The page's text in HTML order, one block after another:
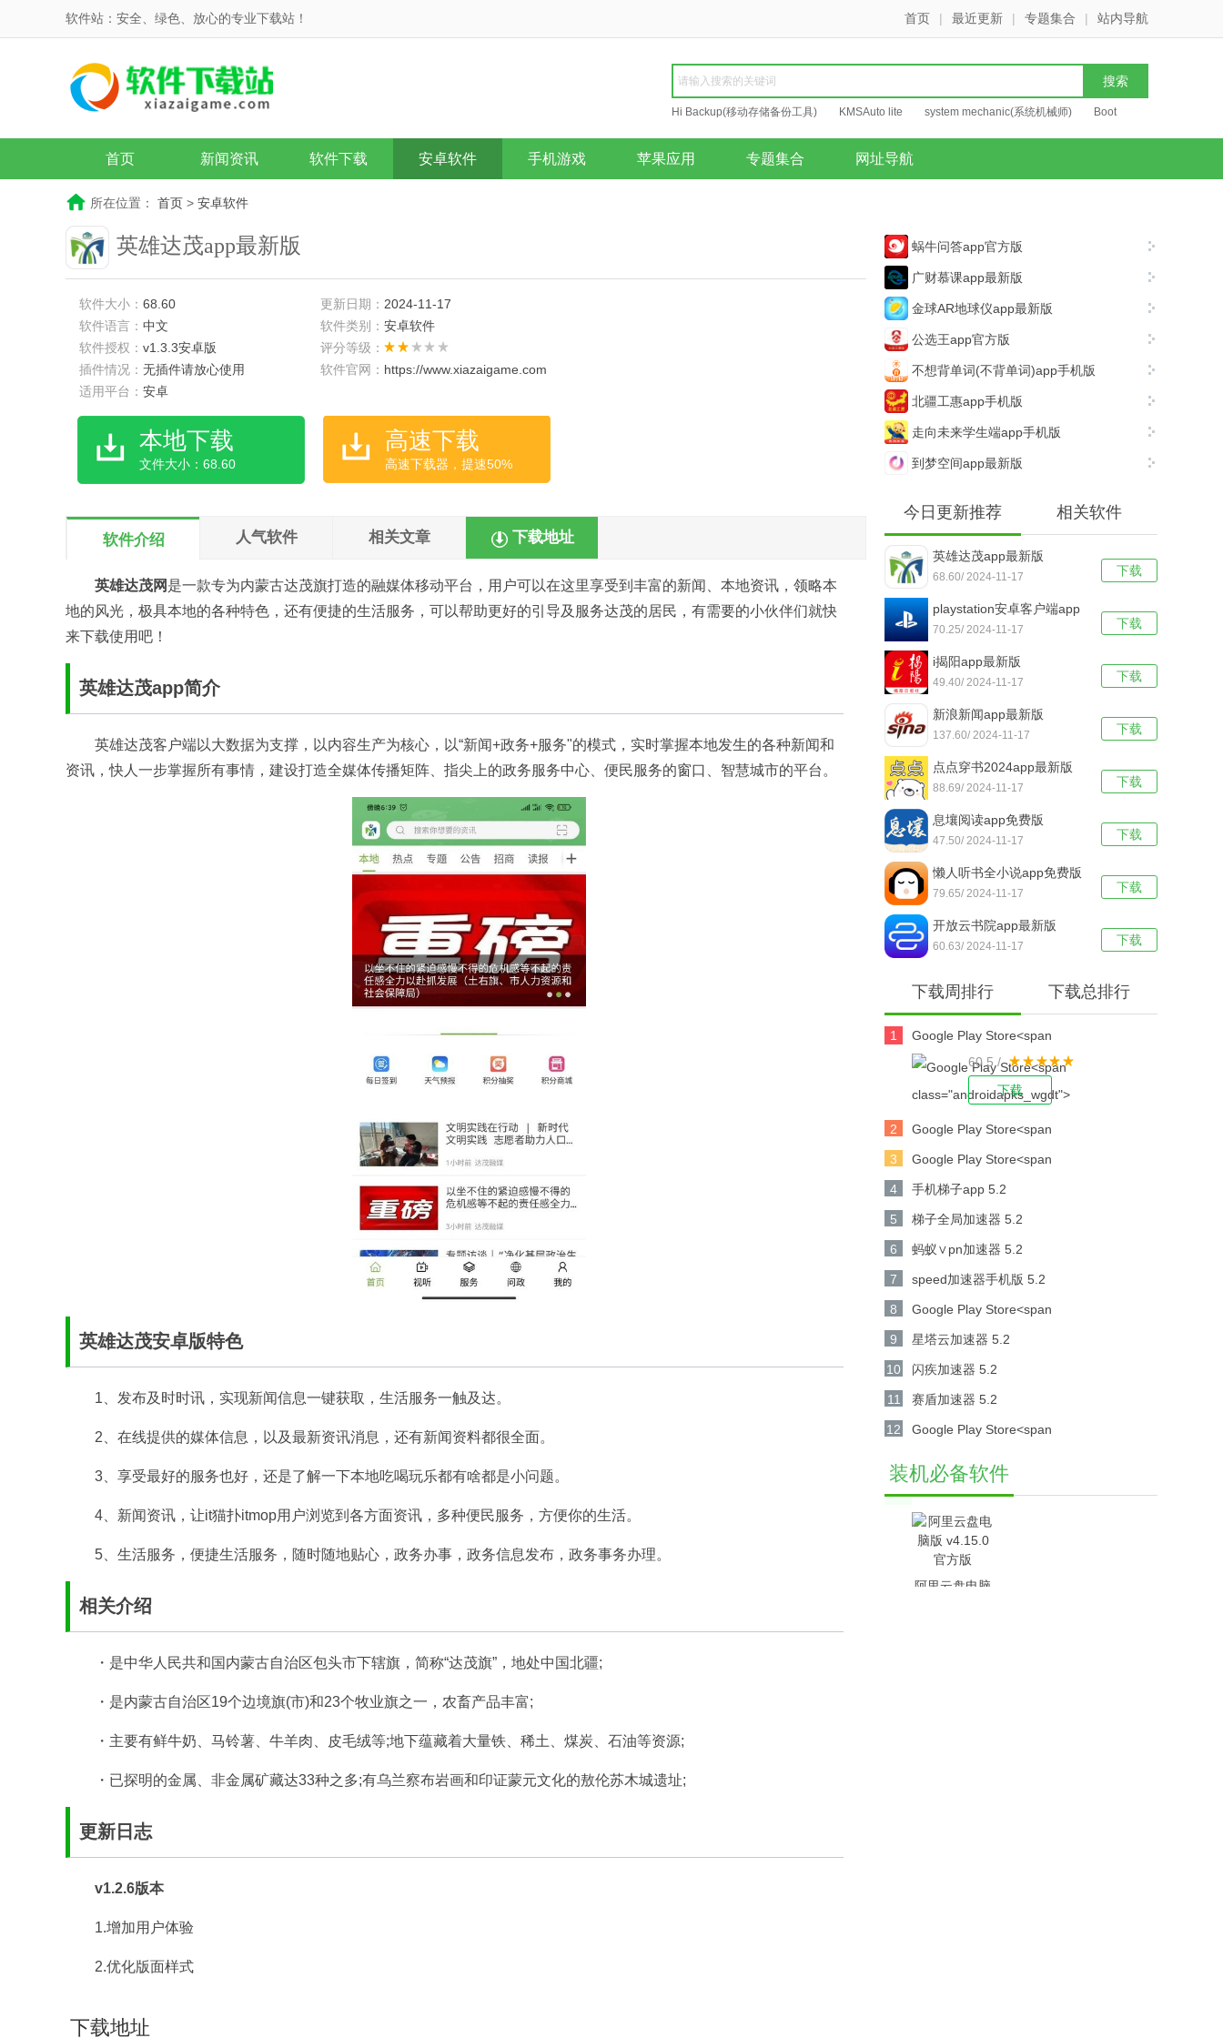
软件站：安全、绿色、放心的专业下载站！ 首页 | 最近更新 | 专题集合 | 站内导航
Hi Backup(移动存储备份工具) KMSAuto lite system mechanic(系统机械师) Boot
Repair
首页 新闻资讯 软件下载 安卓软件 手机游戏 苹果应用 专题集合 网址导航
所在位置： 首页 > 安卓软件
英雄达茂app最新版
软件大小： 68.60 更新日期： 2024-11-17
软件语言： 中文 软件类别： 安卓软件
软件授权： v1.3.3安卓版
评分等级：
插件情况： 无插件请放心使用 软件官网： https://www.xiazaigame.com
适用平台： 安卓
本地下载
文件大小：68.60
高速下载
高速下载器，提速50%
软件介绍 人气软件 相关文章 下载地址
英雄达茂网 是一款专为内蒙古达茂旗打造的融媒体移动平台，用户可以在这里享受到丰富的新闻、本地资讯，领略本
地的风光，极具本地的各种特色，还有便捷的生活服务，可以帮助更好的引导及服务达茂的居民，有需要的小伙伴们就快
来下载使用吧！
英雄达茂app简介
英雄达茂客户端以大数据为支撑，以内容生产为核心，以“新闻+政务+服务"的模式，实时掌握本地发生的各种新闻和
资讯，快人一步掌握所有事情，建设打造全媒体传播矩阵、指尖上的政务服务中心、便民服务的窗口、智慧城市的平台。
英雄达茂安卓版特色
1、发布及时时讯，实现新闻信息一键获取，生活服务一触及达。
2、在线提供的媒体信息，以及最新资讯消息，还有新闻资料都很全面。
3、享受最好的服务也好，还是了解一下本地吃喝玩乐都有啥都是小问题。
4、新闻资讯，让it猫扑itmop用户浏览到各方面资讯，多种便民服务，方便你的生活。
5、生活服务，便捷生活服务，随时随地贴心，政务办事，政务信息发布，政务事务办理。
相关介绍
・是中华人民共和国内蒙古自治区包头市下辖旗，简称“达茂旗”，地处中国北疆;
・是内蒙古自治区19个边境旗(市)和23个牧业旗之一，农畜产品丰富;
・主要有鲜牛奶、马铃薯、牛羊肉、皮毛绒等;地下蕴藏着大量铁、稀土、煤炭、石油等资源;
・已探明的金属、非金属矿藏达33种之多;有乌兰察布岩画和印证蒙元文化的敖伦苏木城遗址;
更新日志
v1.2.6版本
1.增加用户体验
2.优化版面样式
下载地址
蜗牛问答app官方版
广财慕课app最新版
金球AR地球仪app最新版
公选王app官方版
不想背单词(不背单词)app手机版
北疆工惠app手机版
走向未来学生端app手机版
到梦空间app最新版
今日更新推荐 相关软件
下载
英雄达茂app最新版
68.60/ 2024-11-17
下载
playstation安卓客户端app
手机版
70.25/ 2024-11-17
下载
i揭阳app最新版
49.40/ 2024-11-17
下载
新浪新闻app最新版
137.60/ 2024-11-17
下载
点点穿书2024app最新版
88.69/ 2024-11-17
下载
息壤阅读app免费版
47.50/ 2024-11-17
下载
懒人听书全小说app免费版
79.65/ 2024-11-17
下载
开放云书院app最新版
60.63/ 2024-11-17
下载周排行 下载总排行
1
Google Play Store<span
class="androidapks_wgdt"> 41.5.29-31 [0]
[PR] 644500286</s
60.5 /
下载
2
Google Play Store<span
class="androidapks_wgdt"> 41.9.17-23 [0]
[PR] 652617032</s
3
Google Play Store<span
class="androidapks_wgdt"> 42.7.19-23 [0]
[PR] 671848019</s
4 手机梯子app 5.2
5 梯子全局加速器 5.2
6 蚂蚁∨pn加速器 5.2
7 speed加速器手机版 5.2
8
Google Play Store<span
class="androidapks_wgdt"> 41.8.14-31 [0]
[PR] 649217104</s
9 星塔云加速器 5.2
10 闪疾加速器 5.2
11 赛盾加速器 5.2
12
Google Play Store<span
[PR] 647773006</s
装机必备软件
阿里云盘电脑